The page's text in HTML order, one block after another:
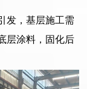
发，基层施工需
层涂料，固化后